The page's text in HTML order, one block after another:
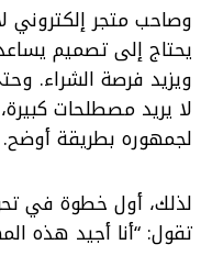
وصاحب متجر
يحتاج إلى تصميم
ويزيد فرصة الشراء.
لا يريد مصطلحات
لجمهوره بطريقة أوضح.
لذلك، أول خطوة في
تقول: “أنا أجيد هذه